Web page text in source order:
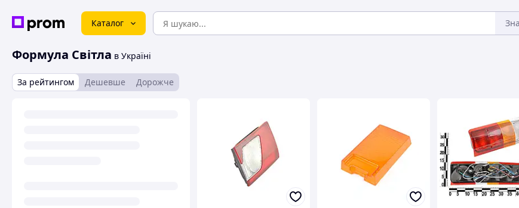
Каталог
Формула Світла в Україні
За рейтингом Дешевше Дорожче